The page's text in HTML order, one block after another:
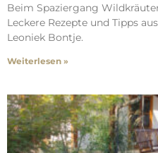
Beim Spaziergang
Leckere Rezepte und Tipps
Leoniek Bontje.
Weiterlesen »